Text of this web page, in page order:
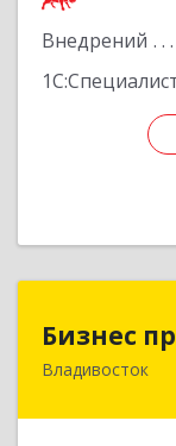
Внедрений
Бизнес
Владивосток
690001,